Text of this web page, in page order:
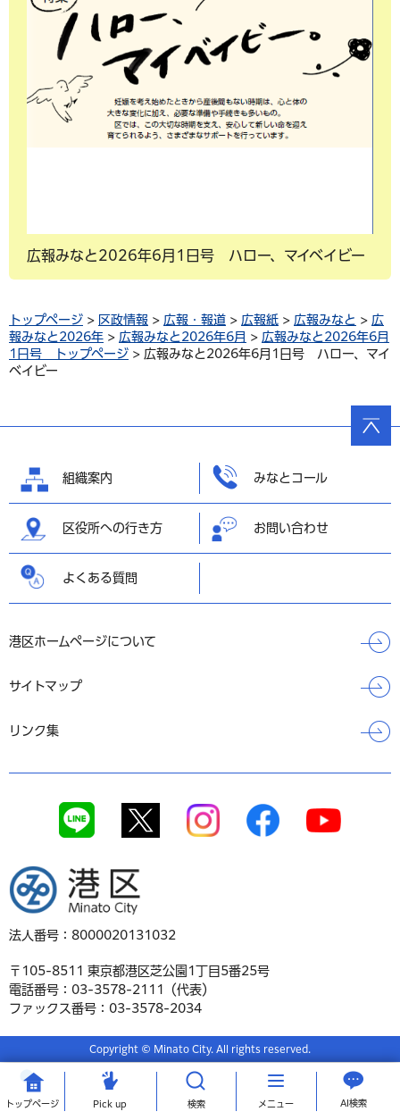
トップページ Pick up 検索 メニュー AI検索
広報みなと2026年6月1日号 ハロー、マイベイビー
トップページ > 区政情報 > 広報・報道 > 広報紙 > 広報みなと > 広
報みなと2026年 > 広報みなと2026年6月 > 広報みなと2026年6月
1日号 トップページ > 広報みなと2026年6月1日号 ハロー、マイ
ベイビー
組織案内 みなとコール
区役所への行き方 お問い合わせ
よくある質問
港区ホームページについて
サイトマップ
リンク集
港区
法人番号：8000020131032
〒105-8511 東京都港区芝公園1丁目5番25号
電話番号：03-3578-2111（代表）
ファックス番号：03-3578-2034
ページ
の先頭
Copyright © Minato City. All rights reserved.